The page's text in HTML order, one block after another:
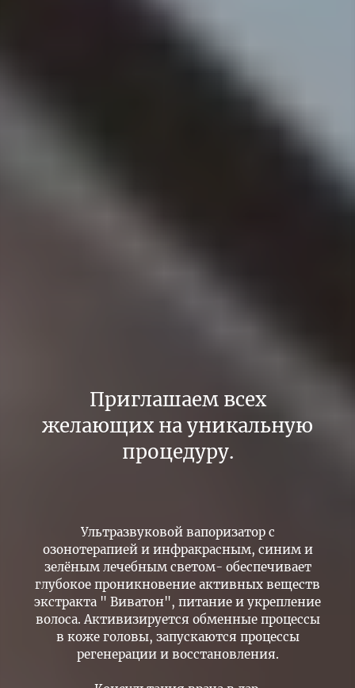
Приглашаем всех
желающих на уникальную
процедуру.
Ультразвуковой вапоризатор с
озонотерапией и инфракрасным, синим и
зелёным лечебным светом- обеспечивает
глубокое проникновение активных веществ
экстракта " Виватон", питание и укрепление
волоса. Активизируется обменные процессы
в коже головы, запускаются процессы
регенерации и восстановления.